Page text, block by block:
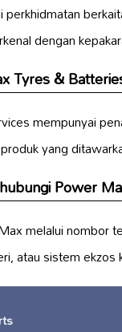
dengan
Tyres &
mempunyai
yang
Power
melalui nombor
atau sistem ekzos